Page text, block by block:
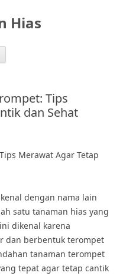
Hias
Tips
dan Sehat
Merawat Agar Tetap
dengan nama lain
satu tanaman hias yang
dikenal karena
dan berbentuk terompet
tanaman terompet
tepat agar tetap cantik